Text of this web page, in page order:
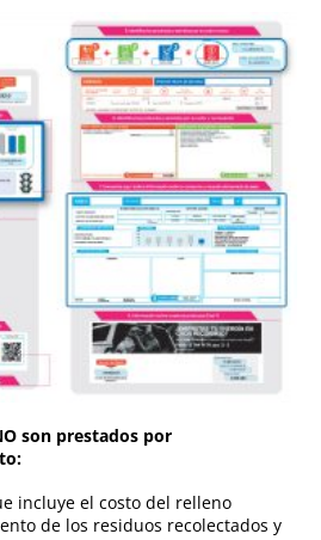
son prestados por
incluye el costo del relleno
de los residuos recolectados y